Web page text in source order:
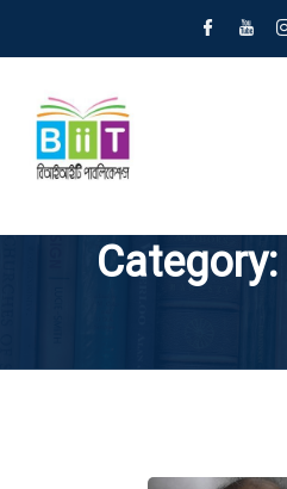
Category: